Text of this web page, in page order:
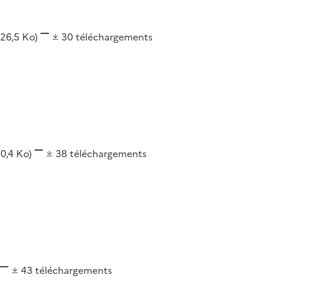
Ko) 30 téléchargements
Ko) 38 téléchargements
43 téléchargements